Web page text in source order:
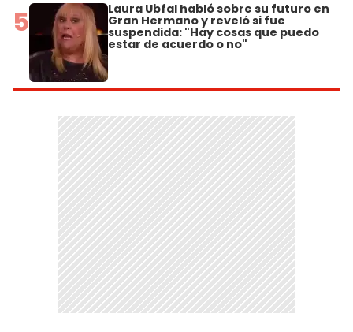
5 Laura Ubfal habló sobre su futuro en
Gran Hermano y reveló si fue
suspendida: "Hay cosas que puedo
estar de acuerdo o no"